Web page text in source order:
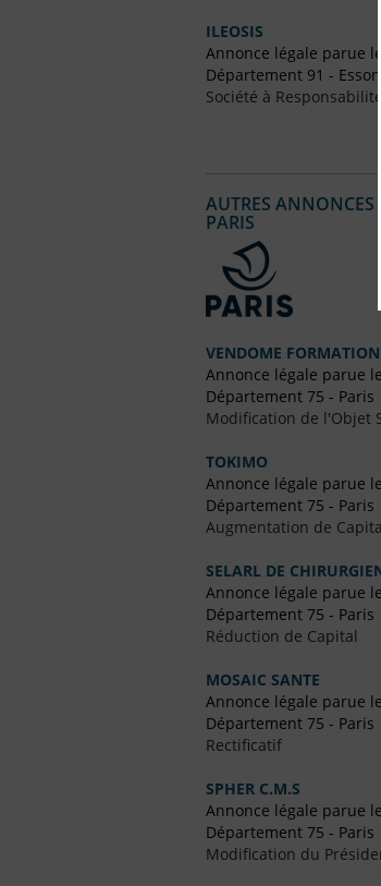
ILEOSIS
Annonce légale parue
Département 91 -
Société à
AUTRES ANNONCES
PARIS
VENDOME
Annonce légale parue
Département 75 - Paris
Modification de l'Objet
TOKIMO
Annonce légale parue
Département 75 - Paris
Augmentation de
SELARL DE
Annonce légale parue
Département 75 - Paris
Réduction de Capital
MOSAIC SANTE
Annonce légale parue
Département 75 - Paris
Rectificatif
SPHER C.M.S
Annonce légale parue
Département 75 - Paris
Modification du